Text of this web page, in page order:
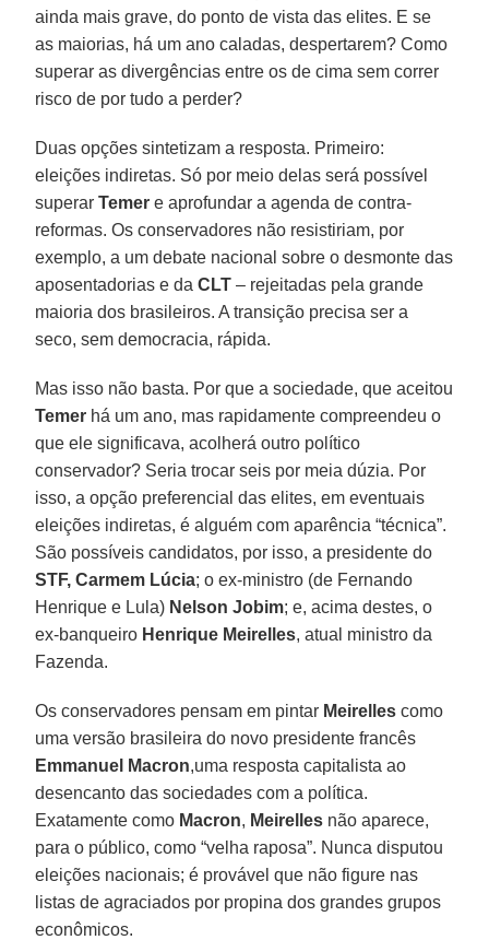
ainda mais grave, do ponto de vista das elites. E se
as maiorias, há um ano caladas, despertarem? Como
superar as divergências entre os de cima sem correr
risco de por tudo a perder?
Duas opções sintetizam a resposta. Primeiro:
eleições indiretas. Só por meio delas será possível
superarTemer e aprofundar a agenda de contra-
reformas. Os conservadores não resistiriam, por
exemplo, a um debate nacional sobre o desmonte das
aposentadorias e daCLT – rejeitadas pela grande
maioria dos brasileiros. A transição precisa ser a
seco, sem democracia, rápida.
Mas isso não basta. Por que a sociedade, que aceitou
Temer há um ano, mas rapidamente compreendeu o
que ele significava, acolherá outro político
conservador? Seria trocar seis por meia dúzia. Por
isso, a opção preferencial das elites, em eventuais
eleições indiretas, é alguém com aparência “técnica”.
São possíveis candidatos, por isso, a presidente do
STF, Carmem Lúcia; o ex-ministro (de Fernando
Henrique e Lula) Nelson Jobim; e, acima destes, o
ex-banqueiro Henrique Meirelles, atual ministro da
Fazenda.
Os conservadores pensam em pintar Meirelles como
uma versão brasileira do novo presidente francês
Emmanuel Macron,uma resposta capitalista ao
desencanto das sociedades com a política.
Exatamente como Macron, Meirelles não aparece,
para o público, como “velha raposa”. Nunca disputou
eleições nacionais; é provável que não figure nas
listas de agraciados por propina dos grandes grupos
econômicos.